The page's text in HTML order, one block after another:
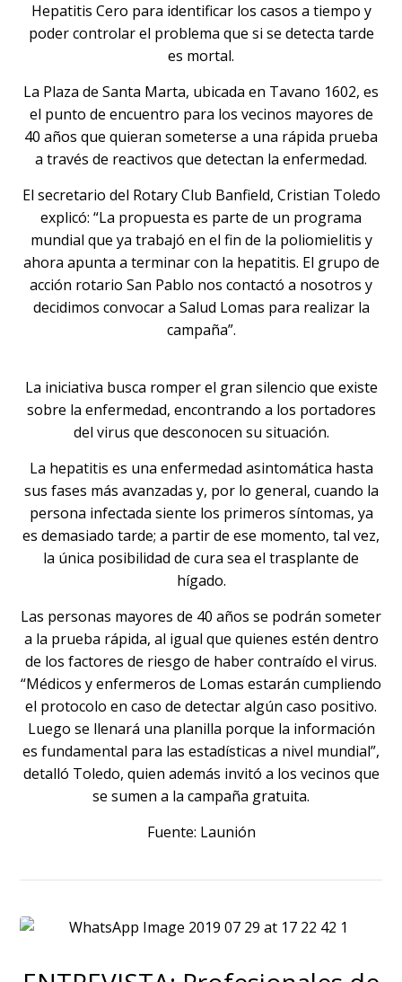
Hepatitis Cero para identificar los casos a tiempo y
poder controlar el problema que si se detecta tarde
es mortal.
La Plaza de Santa Marta, ubicada en Tavano 1602, es
el punto de encuentro para los vecinos mayores de
40 años que quieran someterse a una rápida prueba
a través de reactivos que detectan la enfermedad.
El secretario del Rotary Club Banfield, Cristian Toledo
explicó: “La propuesta es parte de un programa
mundial que ya trabajó en el fin de la poliomielitis y
ahora apunta a terminar con la hepatitis. El grupo de
acción rotario San Pablo nos contactó a nosotros y
decidimos convocar a Salud Lomas para realizar la
campaña”.
La iniciativa busca romper el gran silencio que existe
sobre la enfermedad, encontrando a los portadores
del virus que desconocen su situación.
La hepatitis es una enfermedad asintomática hasta
sus fases más avanzadas y, por lo general, cuando la
persona infectada siente los primeros síntomas, ya
es demasiado tarde; a partir de ese momento, tal vez,
la única posibilidad de cura sea el trasplante de
hígado.
Las personas mayores de 40 años se podrán someter
a la prueba rápida, al igual que quienes estén dentro
de los factores de riesgo de haber contraído el virus.
“Médicos y enfermeros de Lomas estarán cumpliendo
el protocolo en caso de detectar algún caso positivo.
Luego se llenará una planilla porque la información
es fundamental para las estadísticas a nivel mundial”,
detalló Toledo, quien además invitó a los vecinos que
se sumen a la campaña gratuita.
Fuente: Launión